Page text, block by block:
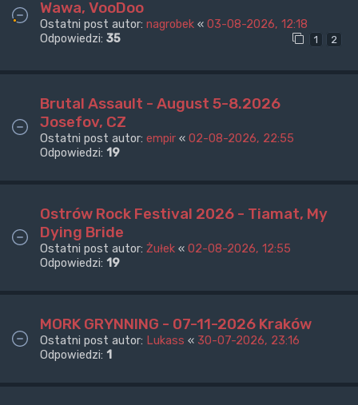
Wawa, VooDoo
Ostatni post autor: nagrobek « 03-08-2026, 12:18
Odpowiedzi: 35 1 2
Brutal Assault - August 5-8.2026
Josefov, CZ
Ostatni post autor: empir « 02-08-2026, 22:55
Odpowiedzi: 19
Ostrów Rock Festival 2026 - Tiamat, My
Dying Bride
Ostatni post autor: Żułek « 02-08-2026, 12:55
Odpowiedzi: 19
MORK GRYNNING - 07-11-2026 Kraków
Ostatni post autor: Lukass « 30-07-2026, 23:16
Odpowiedzi: 1